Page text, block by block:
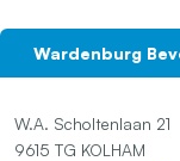
Wardenburg
W.A. Scholtenlaan 21
9615 TG KOLHAM